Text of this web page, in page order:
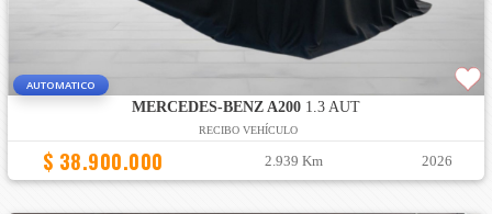
AUTOMATICO
MERCEDES-BENZ A2001.3 AUT
RECIBO VEHÍCULO
$ 38.900.000 2.939 Km 2026